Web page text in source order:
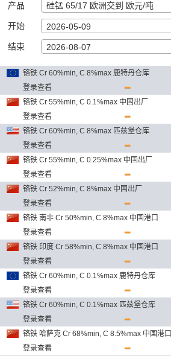
产品 硅锰 65/17 欧洲交到 欧元/吨
开始 2026-05-09
结束 2026-08-07
铬铁 Cr 60%min, C 8%max 鹿特丹仓库
登录查看
铬铁 Cr 55%min, C 0.1%max 中国出厂
登录查看
铬铁 Cr 60%min, C 8%max 匹兹堡仓库
登录查看
铬铁 Cr 55%min, C 0.25%max 中国出厂
登录查看
铬铁 Cr 52%min, C 8%max 中国出厂
登录查看
铬铁 南非 Cr 50%min, C 8%max 中国港口
登录查看
铬铁 印度 Cr 58%min, C 8%max 中国港口
登录查看
铬铁 Cr 60%min, C 0.1%max 鹿特丹仓库
登录查看
铬铁 Cr 60%min, C 0.1%max 匹兹堡仓库
登录查看
铬铁 哈萨克 Cr 68%min, C 8.5%max 中国港口
登录查看